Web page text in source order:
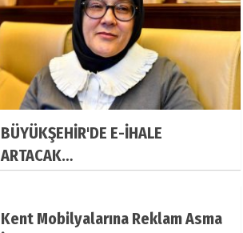
BÜYÜKŞEHİR'DE E-İHALE
ARTACAK…
Kent Mobilyalarına Reklam Asma